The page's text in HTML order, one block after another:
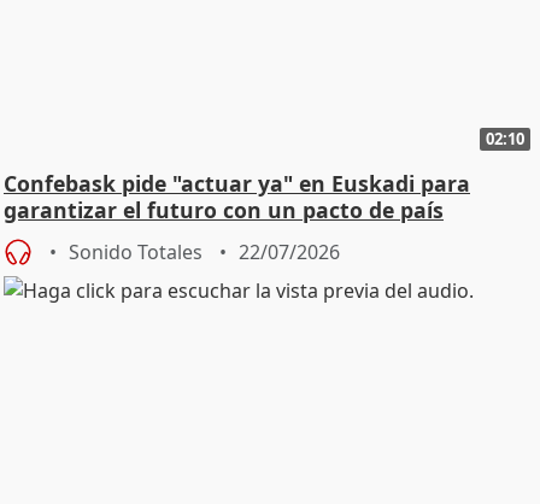
02:10
Confebask pide "actuar ya" en Euskadi para
garantizar el futuro con un pacto de país
Sonido Totales 22/07/2026